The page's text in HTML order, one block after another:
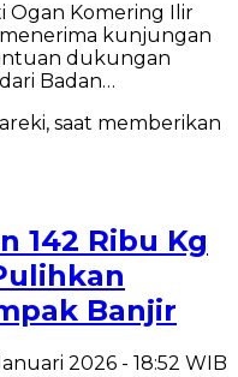
Ogan Komering Ilir
kunjungan
dukungan
Badan…
142 Ribu Kg
Banjir
2026 - 18:52 WIB